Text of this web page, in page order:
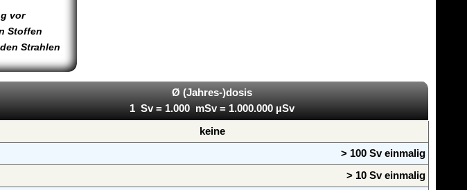
vor
Stoffen
Strahlen
Ø (Jahres-)dosis
1 Sv = 1.000 mSv = 1.000.000 µSv
keine
> 100 Sv einmalig
> 10 Sv einmalig